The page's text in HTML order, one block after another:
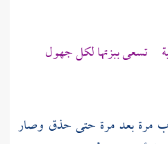
تسعى ببزتها لكل جهول
مرة بعد مرة حتى حذق وصار